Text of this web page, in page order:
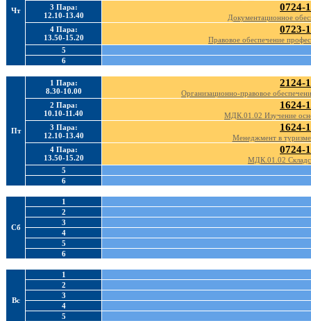
Чт
3 Пара:
12.10-13.40
0724-1
Документационное
4 Пара:
13.50-15.20
0723-1
Правовое обеспечение
5
6
Пт
1 Пара:
8.30-10.00
2124-1
Организационно-правовое
2 Пара:
10.10-11.40
1624-1
МДК.01.02 Изучение
3 Пара:
12.10-13.40
1624-1
Менеджмент в
4 Пара:
13.50-15.20
0724-1
МДК.01.02
5
6
Сб
1
2
3
4
5
6
Вс
1
2
3
4
5